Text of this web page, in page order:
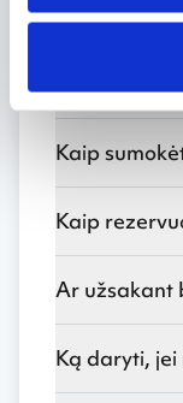
Kokias
Kaip
Kaip
Ar užsakant
Ką daryti,